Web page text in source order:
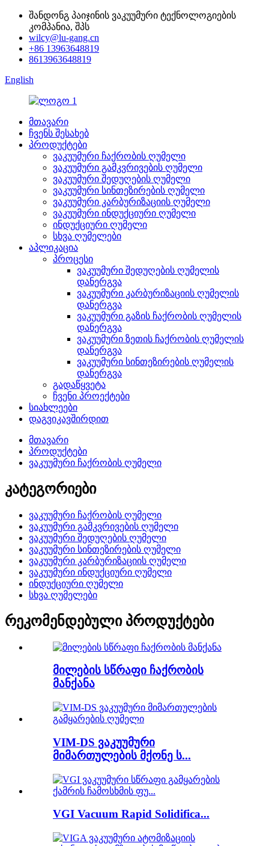
შანდონგ პაიჯინის ვაკუუმური ტექნოლოგიების
კომპანია, შპს
wilcy@lu-gang.cn
+86 13963648819
8613963648819
English
მთავარი
ჩვენს შესახებ
პროდუქტები
ვაკუუმური ჩაქრობის ღუმელი
ვაკუუმური გამკვრივების ღუმელი
ვაკუუმური შედუღების ღუმელი
ვაკუუმური სინთეზირების ღუმელი
ვაკუუმური კარბურიზაციის ღუმელი
ვაკუუმური ინდუქციური ღუმელი
ინდუქციური ღუმელი
სხვა ღუმელები
აპლიკაცია
პროცესი
ვაკუუმური შედუღების ღუმელის
დანერგვა
ვაკუუმური კარბურიზაციის ღუმელის
დანერგვა
ვაკუუმური გაზის ჩაქრობის ღუმელის
დანერგვა
ვაკუუმური ზეთის ჩაქრობის ღუმელის
დანერგვა
ვაკუუმური სინთეზირების ღუმელის
დანერგვა
გადაწყვეტა
ჩვენი პროექტები
სიახლეები
დაგვიკავშირდით
მთავარი
პროდუქტები
ვაკუუმური ჩაქრობის ღუმელი
კატეგორიები
ვაკუუმური ჩაქრობის ღუმელი
ვაკუუმური გამკვრივების ღუმელი
ვაკუუმური შედუღების ღუმელი
ვაკუუმური სინთეზირების ღუმელი
ვაკუუმური კარბურიზაციის ღუმელი
ვაკუუმური ინდუქციური ღუმელი
ინდუქციური ღუმელი
სხვა ღუმელები
რეკომენდებული პროდუქტები
მილების სწრაფი ჩაქრობის
მანქანა
VIM-DS ვაკუუმური
მიმართულების მქონე ს...
VGI Vacuum Rapid Solidifica...